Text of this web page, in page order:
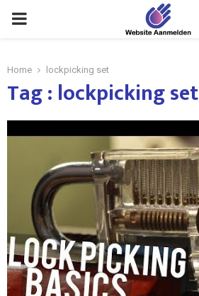
PRIMARY
Home lockpicking set
Tag : lockpicking set